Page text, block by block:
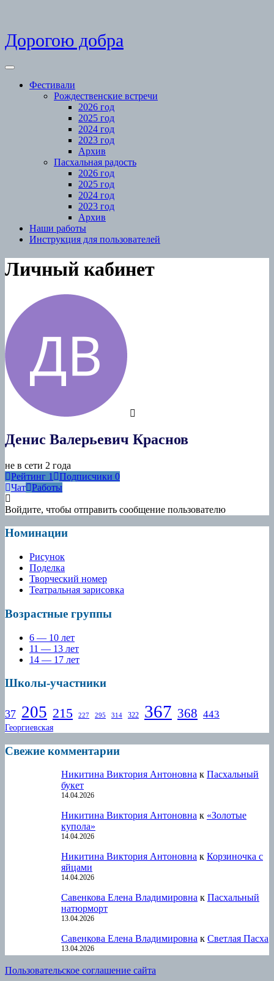
Skip
to
Дорогою добра
Open
Фестивали
Рождественские встречи
2026 год
2025 год
2024 год
2023 год
Архив
Пасхальная радость
2026 год
2025 год
2024 год
2023 год
Архив
Наши работы
Инструкция для пользователей
Close
Menu
Личный кабинет
Денис Валерьевич Краснов
не в сети 2 года
Рейтинг 1 Подписчики 0
Чат Работы
Войдите, чтобы отправить сообщение пользователю
Номинации
Рисунок
Поделка
Творческий номер
Театральная зарисовка
Возрастные группы
6 — 10 лет
11 — 13 лет
14 — 17 лет
Школы-участники
37 205 215 227 295 314 322 367 368 443
Георгиевская
Свежие комментарии
Никитина Виктория Антоновна к Пасхальный
букет
14.04.2026
Никитина Виктория Антоновна к «Золотые
купола»
14.04.2026
Никитина Виктория Антоновна к Корзиночка с
яйцами
14.04.2026
Савенкова Елена Владимировна к Пасхальный
натюрморт
13.04.2026
Савенкова Елена Владимировна к Светлая Пасха
13.04.2026
Пользовательское соглашение сайта